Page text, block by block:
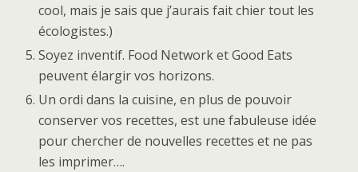
cool, mais je sais que j’aurais fait chier tout les
écologistes.)
Soyez inventif. Food Network et Good Eats
peuvent élargir vos horizons.
Un ordi dans la cuisine, en plus de pouvoir
conserver vos recettes, est une fabuleuse idée
pour chercher de nouvelles recettes et ne pas
les imprimer….